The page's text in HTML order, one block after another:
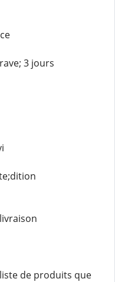
3 jours
de produits que